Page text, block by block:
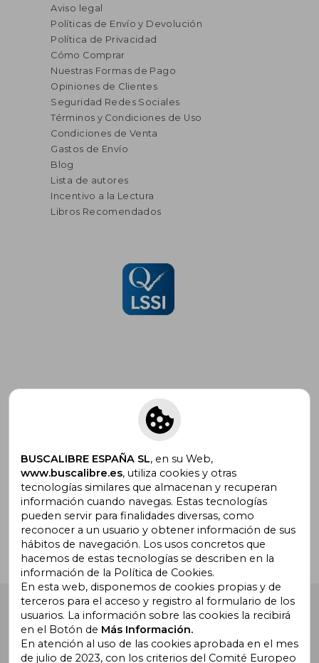
Aviso legal
Políticas de Envío y Devolución
Política de Privacidad
Cómo Comprar
Nuestras Formas de Pago
Opiniones de Clientes
Seguridad Redes Sociales
Términos y Condiciones de Uso
Condiciones de Venta
Gastos de Envío
Blog
Lista de autores
Incentivo a la Lectura
Libros Recomendados
Suscríbete para recibir ofertas y
promociones
¿Necesitas ayuda?
Ir a Centro de Soporte
Buscalibre España . Calle Energía, 65, Nave 3 (08940),
Cornellà de Llobregat, Barcelona. Derechos Reservados.
BUSCALIBRE ESPAÑA SL, en su Web,
www.buscalibre.es, utiliza cookies y otras
tecnologías similares que almacenan y recuperan
información cuando navegas. Estas tecnologías
pueden servir para finalidades diversas, como
reconocer a un usuario y obtener información de sus
hábitos de navegación. Los usos concretos que
hacemos de estas tecnologías se describen en la
información de la Política de Cookies.
En esta web, disponemos de cookies propias y de
terceros para el acceso y registro al formulario de los
usuarios. La información sobre las cookies la recibirá
en el Botón de Más Información.
En atención al uso de las cookies aprobada en el mes
de julio de 2023, con los criterios del Comité Europeo